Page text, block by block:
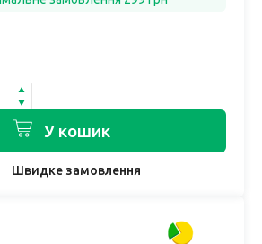
У кошик
Швидке замовлення